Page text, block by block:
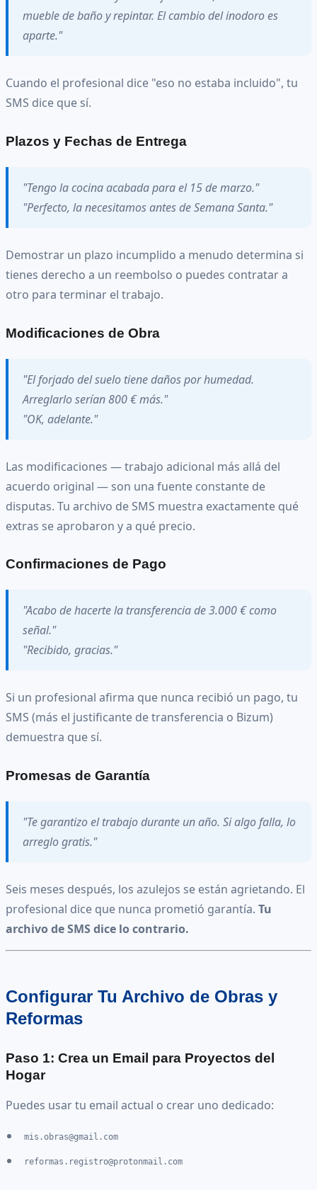
mueble de baño y repintar. El cambio del inodoro es
aparte."
Cuando el profesional dice "eso no estaba incluido", tu
SMS dice que sí.
Plazos y Fechas de Entrega
"Tengo la cocina acabada para el 15 de marzo."
"Perfecto, la necesitamos antes de Semana Santa."
Demostrar un plazo incumplido a menudo determina si
tienes derecho a un reembolso o puedes contratar a
otro para terminar el trabajo.
Modificaciones de Obra
"El forjado del suelo tiene daños por humedad.
Arreglarlo serían 800 € más."
"OK, adelante."
Las modificaciones — trabajo adicional más allá del
acuerdo original — son una fuente constante de
disputas. Tu archivo de SMS muestra exactamente qué
extras se aprobaron y a qué precio.
Confirmaciones de Pago
"Acabo de hacerte la transferencia de 3.000 € como
señal."
"Recibido, gracias."
Si un profesional afirma que nunca recibió un pago, tu
SMS (más el justificante de transferencia o Bizum)
demuestra que sí.
Promesas de Garantía
"Te garantizo el trabajo durante un año. Si algo falla, lo
arreglo gratis."
Seis meses después, los azulejos se están agrietando. El
profesional dice que nunca prometió garantía. Tu
archivo de SMS dice lo contrario.
Configurar Tu Archivo de Obras y
Reformas
Paso 1: Crea un Email para Proyectos del
Hogar
Puedes usar tu email actual o crear uno dedicado:
mis.obras@gmail.com
reformas.registro@protonmail.com